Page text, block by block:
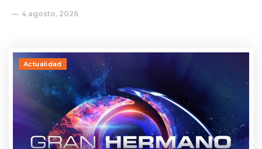
4 agosto, 2026
Actualidad